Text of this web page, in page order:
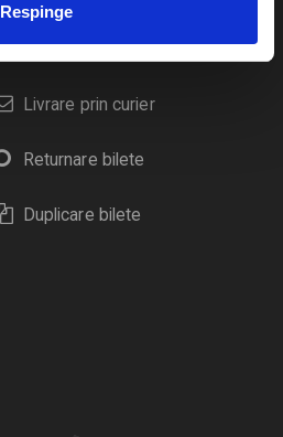
Respinge
eBilet printat acasa
Livrare prin curier
Returnare bilete
Duplicare bilete